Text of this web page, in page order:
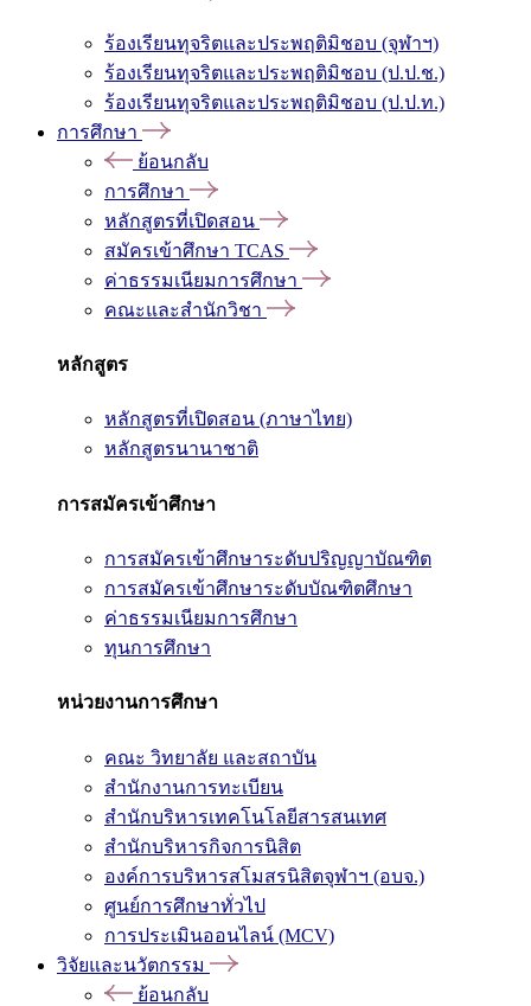
ร้องเรียนทุจริตและประพฤติมิชอบ (จุฬาฯ)
ร้องเรียนทุจริตและประพฤติมิชอบ (ป.ป.ช.)
ร้องเรียนทุจริตและประพฤติมิชอบ (ป.ป.ท.)
การศึกษา
ย้อนกลับ
การศึกษา
หลักสูตรที่เปิดสอน
สมัครเข้าศึกษา TCAS
ค่าธรรมเนียมการศึกษา
คณะและสำนักวิชา
หลักสูตร
หลักสูตรที่เปิดสอน (ภาษาไทย)
หลักสูตรนานาชาติ
การสมัครเข้าศึกษา
การสมัครเข้าศึกษาระดับปริญญาบัณฑิต
การสมัครเข้าศึกษาระดับบัณฑิตศึกษา
ค่าธรรมเนียมการศึกษา
ทุนการศึกษา
หน่วยงานการศึกษา
คณะ วิทยาลัย และสถาบัน
สำนักงานการทะเบียน
สำนักบริหารเทคโนโลยีสารสนเทศ
สำนักบริหารกิจการนิสิต
องค์การบริหารสโมสรนิสิตจุฬาฯ (อบจ.)
ศูนย์การศึกษาทั่วไป
การประเมินออนไลน์ (MCV)
วิจัยและนวัตกรรม
ย้อนกลับ